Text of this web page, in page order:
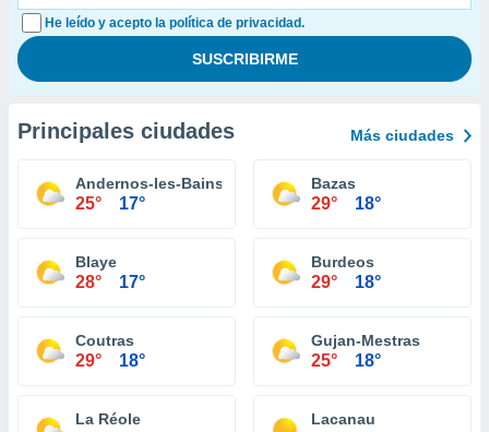
He leído y acepto la política de privacidad.
Principales ciudades Más ciudades
Andernos-les-Bains
25° 17°
Bazas
29° 18°
Blaye
28° 17°
Burdeos
29° 18°
Coutras
29° 18°
Gujan-Mestras
25° 18°
La Réole Lacanau